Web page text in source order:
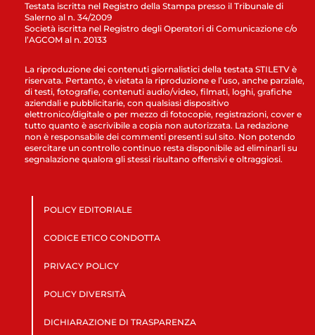
Testata iscritta nel Registro della Stampa presso il Tribunale di
Salerno al n. 34/2009
Società iscritta nel Registro degli Operatori di Comunicazione c/o
l’AGCOM al n. 20133
La riproduzione dei contenuti giornalistici della testata STILETV è
riservata. Pertanto, è vietata la riproduzione e l’uso, anche parziale,
di testi, fotografie, contenuti audio/video, filmati, loghi, grafiche
aziendali e pubblicitarie, con qualsiasi dispositivo
elettronico/digitale o per mezzo di fotocopie, registrazioni, cover e
tutto quanto è ascrivibile a copia non autorizzata. La redazione
non è responsabile dei commenti presenti sul sito. Non potendo
esercitare un controllo continuo resta disponibile ad eliminarli su
segnalazione qualora gli stessi risultano offensivi e oltraggiosi.
POLICY EDITORIALE
CODICE ETICO CONDOTTA
PRIVACY POLICY
POLICY DIVERSITÀ
DICHIARAZIONE DI TRASPARENZA